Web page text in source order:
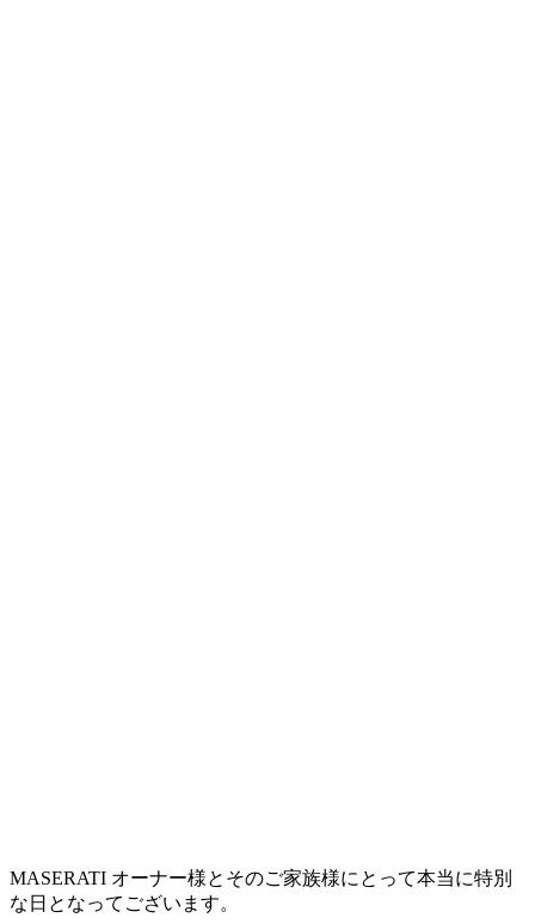
MASERATI オーナー様とそのご家族様にとって本当に特別
な日となってございます。